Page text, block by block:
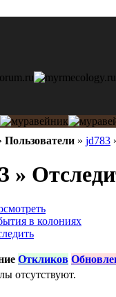
Пользователи » jd783
»
в колониях
Откликов
отсутствуют.